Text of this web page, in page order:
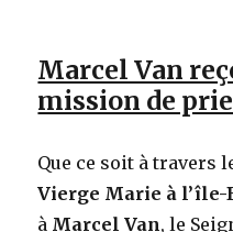
Marcel Van
mission de
Que ce soit à travers
Vierge Marie à l’île-
à Marcel Van, le